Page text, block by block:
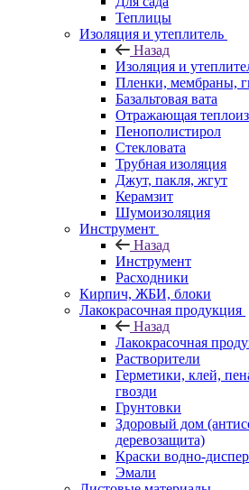
Теплицы
Изоляция и утеплитель
Назад
Изоляция и
Пленки, мембраны,
Базальтовая вата
Отражающая
Пенополистирол
Стекловата
Трубная изоляция
Джут, пакля, жгут
Керамзит
Шумоизоляция
Инструмент
Назад
Инструмент
Расходники
Кирпич, ЖБИ, блоки
Лакокрасочная продукция
Назад
Лакокрасочная
Растворители
Герметики, клей,
гвозди
Грунтовки
Здоровый дом
деревозащита)
Краски водно-
Эмали